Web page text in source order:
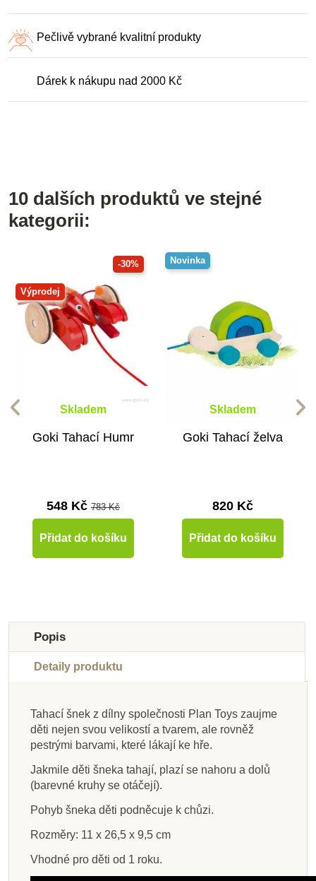
Pečlivě vybrané kvalitní produkty
Dárek k nákupu nad 2000 Kč
10 dalších produktů ve stejné
kategorii:
-30%
Výprodej
Skladem
Goki Tahací Humr
548 Kč 783 Kč
Přidat do košíku
Novinka
Skladem
Goki Tahací želva
820 Kč
Přidat do košíku
Skladem
Detoa Zajíc s mrkví
269 Kč
PlanToys Tahací a
Skladem
PlanToys Tahací
ježek - hnědý
595 Kč
Goki Žába s
Skladem
Goki Tahací
housenka Matylda
485 Kč
Goki Tahací pes Max
Výprodej
Na dotaz
PlanToys Tančící
krokodýl - přírodní
388 Kč775 Kč
PlanToys Šťastné
Popis
Detaily produktu
Tahací šnek z dílny společnosti Plan Toys zaujme
děti nejen svou velikostí a tvarem, ale rovněž
pestrými barvami, které lákají ke hře.
Jakmile děti šneka tahají, plazí se nahoru a dolů
(barevné kruhy se otáčejí).
Pohyb šneka děti podněcuje k chůzi.
Rozměry: 11 x 26,5 x 9,5 cm
Vhodné pro děti od 1 roku.